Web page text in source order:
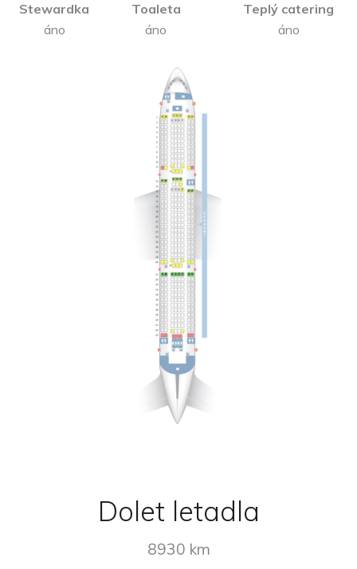
Stewardka
áno
Toaleta
áno
Teplý catering
áno
Dolet letadla
8930 km